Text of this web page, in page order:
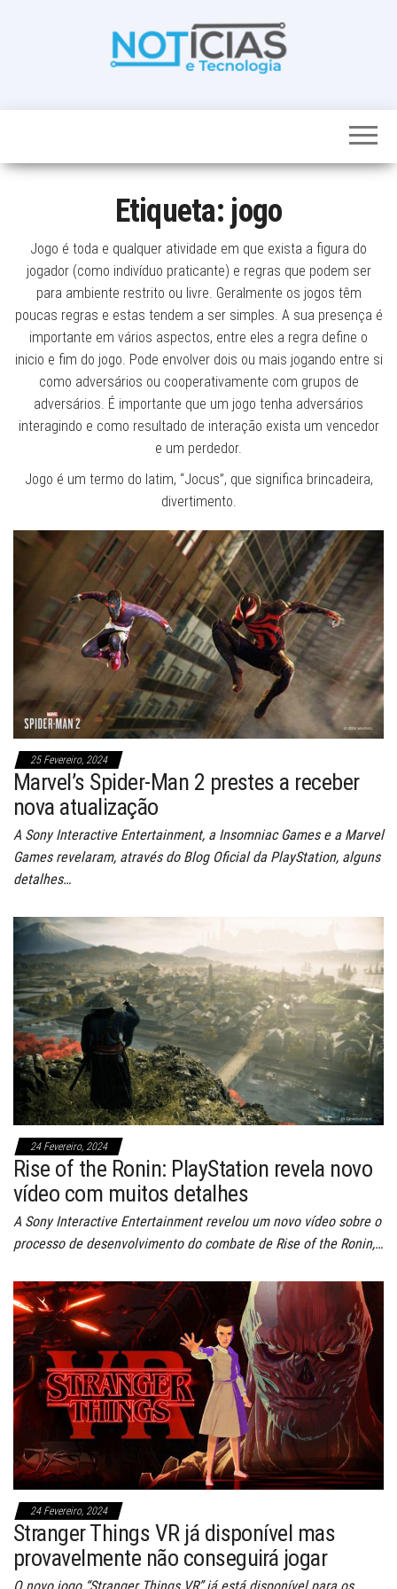
noticias de
num só lugar
Etiqueta: jogo
Jogo é toda e qualquer atividade em que exista a figura do
jogador (como indivíduo praticante) e regras que podem ser
para ambiente restrito ou livre. Geralmente os jogos têm
poucas regras e estas tendem a ser simples. A sua presença é
importante em vários aspectos, entre eles a regra define o
inicio e fim do jogo. Pode envolver dois ou mais jogando entre si
como adversários ou cooperativamente com grupos de
adversários. É importante que um jogo tenha adversários
interagindo e como resultado de interação exista um vencedor
e um perdedor.
Jogo é um termo do latim, “Jocus”, que significa brincadeira,
divertimento.
25 Fevereiro, 2024
Marvel’s Spider-Man 2 prestes a receber
nova atualização
A Sony Interactive Entertainment, a Insomniac Games e a Marvel
Games revelaram, através do Blog Oficial da PlayStation, alguns
detalhes…
24 Fevereiro, 2024
Rise of the Ronin: PlayStation revela novo
vídeo com muitos detalhes
A Sony Interactive Entertainment revelou um novo vídeo sobre o
processo de desenvolvimento do combate de Rise of the Ronin,…
24 Fevereiro, 2024
Stranger Things VR já disponível mas
provavelmente não conseguirá jogar